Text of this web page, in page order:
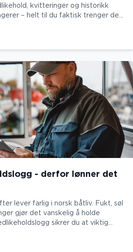
kvitteringer og historikk
– helt til du faktisk trenger det.
alt på ett sted, så du alltid har
- derfor lønner det
lever farlig i norsk båtliv. Fukt, søl
gjør det vanskelig å holde
sikrer du at viktig